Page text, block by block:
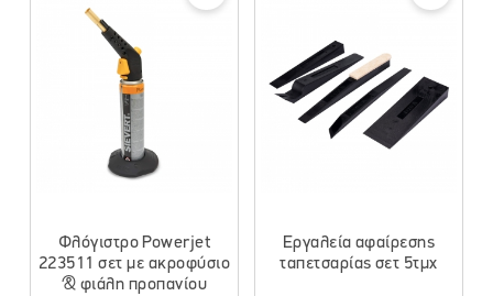
Φλόγιστρο Powerjet
223511 σετ με ακροφύσιο
& φιάλη προπανίου
Εργαλεία αφαίρεσης
ταπετσαρίας σετ 5τμχ